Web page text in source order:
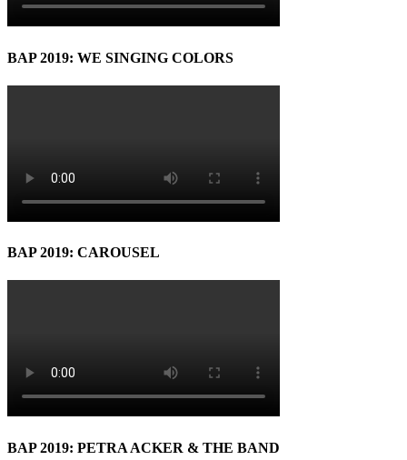
BAP 2019: WE SINGING COLORS
BAP 2019: CAROUSEL
BAP 2019: PETRA ACKER & THE BAND